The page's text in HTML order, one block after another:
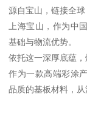
源自宝山，链接全球
上海宝山，作为中
基础与物流优势。
依托这一深厚底蕴
作为一款高端彩涂
品质的基板材料，从